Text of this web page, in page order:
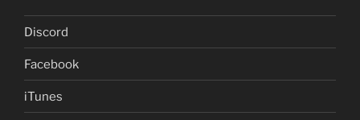
Discord
Facebook
iTunes